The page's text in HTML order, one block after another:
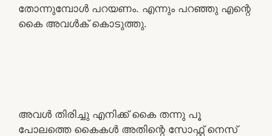
തോന്നുമ്പോൾ പറയണം. എന്നും പറഞ്ഞു എന്റെ
കൈ അവൾക് കൊടുത്തു.
അവൾ തിരിച്ചു എനിക്ക് കൈ തന്നു പൂ
പോലത്തെ കൈകൾ അതിന്റെ സോഫ്റ്റ്‌ നെസ്